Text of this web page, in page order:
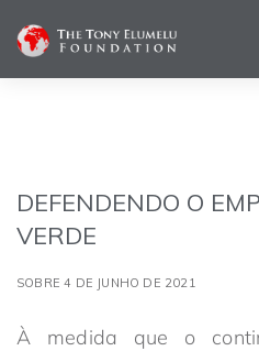
DEFENDENDO O
VERDE
SOBRE 4 DE JUNHO DE 2021
À medida que o